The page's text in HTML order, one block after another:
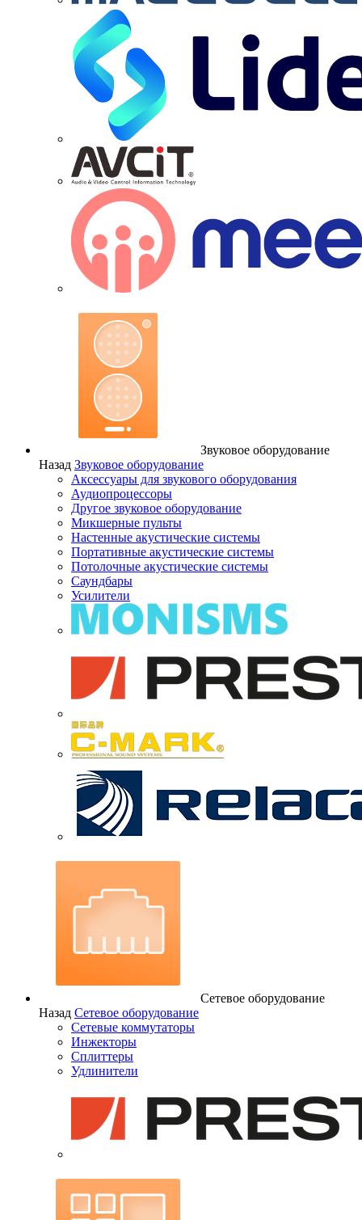
Звуковое оборудование
Назад Звуковое оборудование
Аксессуары для звукового оборудования
Аудиопроцессоры
Другое звуковое оборудование
Микшерные пульты
Настенные акустические системы
Портативные акустические системы
Потолочные акустические системы
Саундбары
Усилители
Сетевое оборудование
Назад Сетевое оборудование
Сетевые коммутаторы
Инжекторы
Сплиттеры
Удлинители